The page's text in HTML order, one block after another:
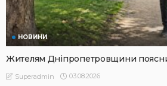
НОВИНИ
Жителям Дніпропетровщини
Superadmin 03.08.2026